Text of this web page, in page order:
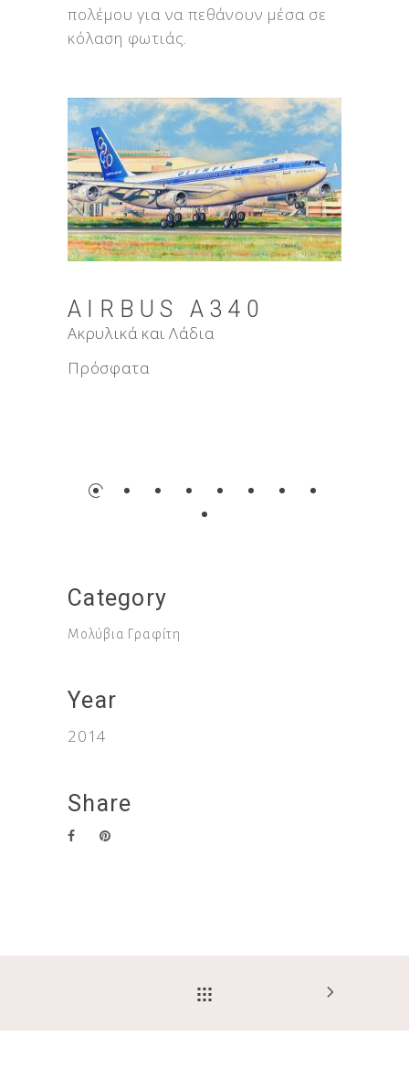
πολέμου για να πεθάνουν μέσα σε
κόλαση φωτιάς.
AIRBUS A340
Ακρυλικά και Λάδια
Πρόσφατα
Category
Μολύβια Γραφίτη
Year
2014
Share